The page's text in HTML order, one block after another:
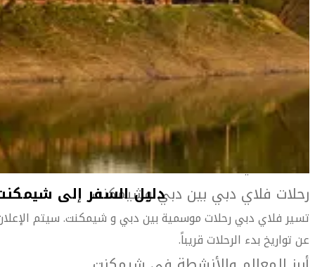
أهلاً بك في شيمكنت
مدينة نابضة بالحياة تقع في جنوب كازاخستان، وتشتم فيها
بوضوح عبق آسيا الوسطى نظراً لقربها من دول أوزبكستان
وطاجيكستان وقيرغيزستان المجاورة.
تضم شيمكنت بين جنباتها مزيجاً من كل شيء. فمن عراقة
تشاهد المساجد الجميلة والأضرحة والأسواق المحلية الصاخبة
والأنهار والجبال والبراري والصروح الأثرية، ناهيك عن معالم
الحداثة الحالية.
رحلات فلاي دبي بين دبي وشيمكنت
تسير فلاي دبي رحلات موسمية بين دبي و شيمكنت. سيتم
عن تواريخ بدء الرحلات قريباً.